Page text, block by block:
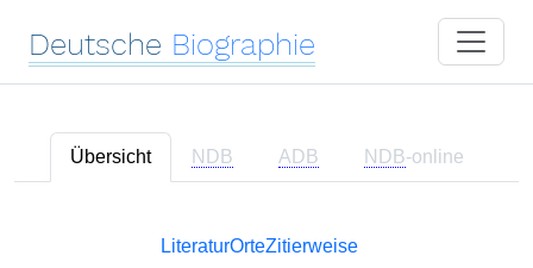
Deutsche Biographie
Übersicht NDB ADB NDB-online
LiteraturOrteZitierweise